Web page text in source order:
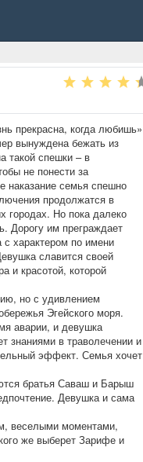
прекрасна, когда любишь»
вынуждена бежать из
такой спешки – в
не понести за
наказание семья спешно
продолжатся в
городах. Но пока далеко
Дорогу им преграждает
с характером по имени
славится своей
и красотой, которой
но с удивлением
Эгейского моря.
аварии, и девушка
знаниями в траволечении и
эффект. Семья хочет
братья Саваш и Барыш
Девушка и сама
веселыми моментами,
же выберет Зарифе и